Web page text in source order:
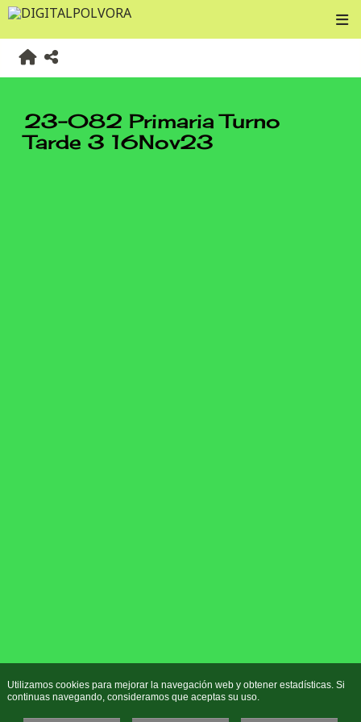
23-082 Primaria Turno
Tarde 3 16Nov23
Utilizamos cookies para mejorar la navegación web y obtener estadísticas. Si
continuas navegando, consideramos que aceptas su uso.